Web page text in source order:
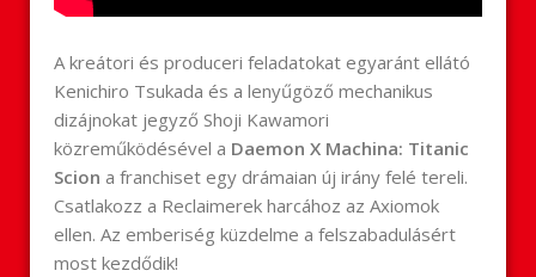
A kreátori és produceri feladatokat egyaránt ellátó
Kenichiro Tsukada és a lenyűgöző mechanikus
dizájnokat jegyző Shoji Kawamori
közreműködésével a Daemon X Machina: Titanic
Scion a franchiset egy drámaian új irány felé tereli.
Csatlakozz a Reclaimerek harcához az Axiomok
ellen. Az emberiség küzdelme a felszabadulásért
most kezdődik!